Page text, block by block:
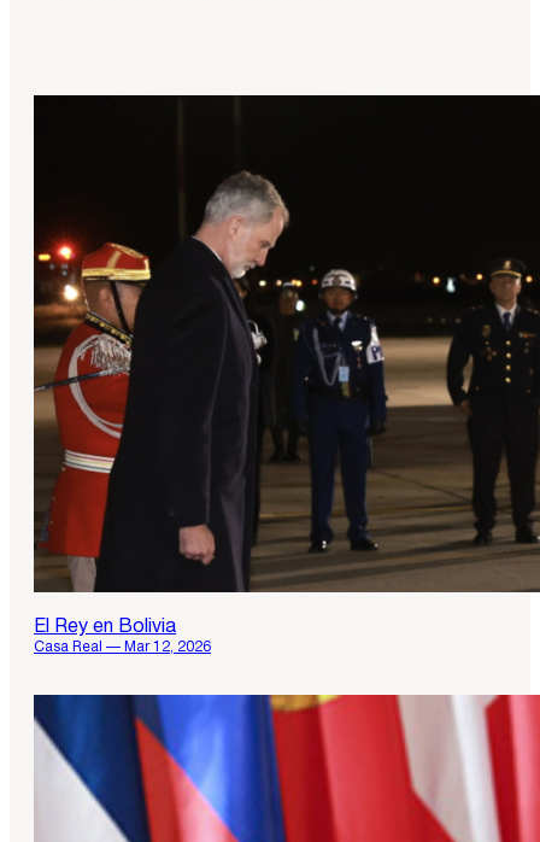
El Rey en Bolivia
Casa Real — Mar 12, 2026